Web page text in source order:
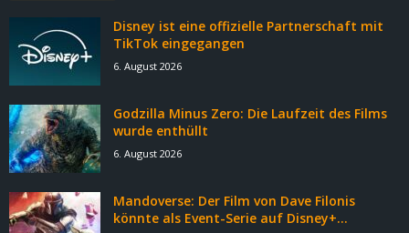
Disney ist eine offizielle Partnerschaft mit
TikTok eingegangen
6. August 2026
Godzilla Minus Zero: Die Laufzeit des Films
wurde enthüllt
6. August 2026
Mandoverse: Der Film von Dave Filonis
könnte als Event-Serie auf Disney+...